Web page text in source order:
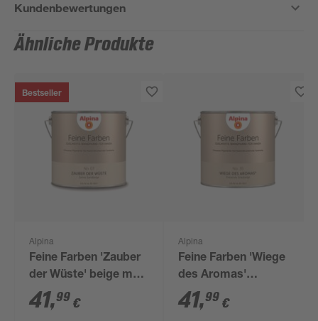
Kundenbewertungen
Ähnliche Produkte
Bestseller
Alpina
Feine Farben 'Zauber
der Wüste' beige matt
2,5 l
41,99 €
Alpina
Feine Farben 'Wiege
des Aromas'
graubeige seidenmatt
2,5 l
41,99 €